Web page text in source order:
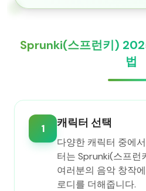
Sprunki(스프런키)
법
1 캐릭터 선택
다양한 캐릭터 중에
터는 Sprunki(스프런
여러분의 음악 창작
로디를 더해줍니다.